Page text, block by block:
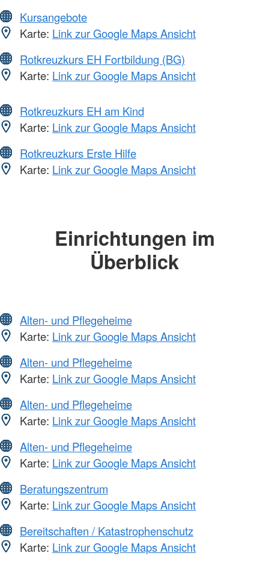
Kursangebote
Karte: Link zur Google Maps Ansicht
Rotkreuzkurs EH Fortbildung (BG)
Karte: Link zur Google Maps Ansicht
Rotkreuzkurs EH am Kind
Karte: Link zur Google Maps Ansicht
Rotkreuzkurs Erste Hilfe
Karte: Link zur Google Maps Ansicht
Einrichtungen im
Überblick
Alten- und Pflegeheime
Karte: Link zur Google Maps Ansicht
Alten- und Pflegeheime
Karte: Link zur Google Maps Ansicht
Alten- und Pflegeheime
Karte: Link zur Google Maps Ansicht
Alten- und Pflegeheime
Karte: Link zur Google Maps Ansicht
Beratungszentrum
Karte: Link zur Google Maps Ansicht
Bereitschaften / Katastrophenschutz
Karte: Link zur Google Maps Ansicht